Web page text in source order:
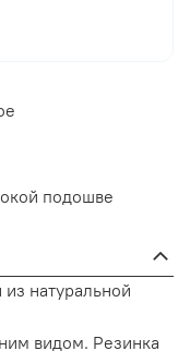
подошве
натуральной
видом. Резинка